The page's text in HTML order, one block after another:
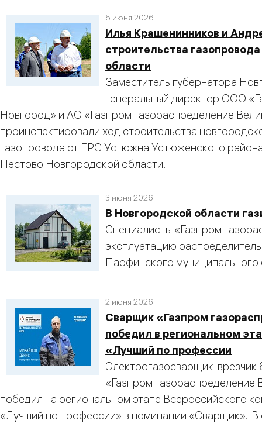
5 июня 2026
Илья Крашенинников и
строительства
области
Заместитель губернатора
генеральный директор ООО
Новгород» и АО «Газпром газораспределение
проинспектировали ход строительства
газопровода от ГРС Устюжна Устюженского
Пестово Новгородской области.
3 июня 2026
В Новгородской области
Специалисты «Газпром
эксплуатацию
Парфинского муниципального
2 июня 2026
Сварщик «Газпром
победил в региональном
«Лучший по профессии
Электрогазосварщик-
«Газпром
победил на региональном этапе Всероссийского
«Лучший по профессии» в номинации «Сварщик». В